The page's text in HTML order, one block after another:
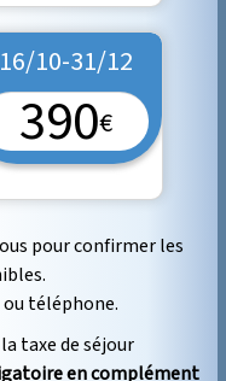
16/10-31/12
390€
pour confirmer les
téléphone.
taxe de séjour
en complément